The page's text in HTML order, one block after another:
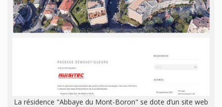
La résidence "Abbaye du Mont-Boron" se dote d’un site web